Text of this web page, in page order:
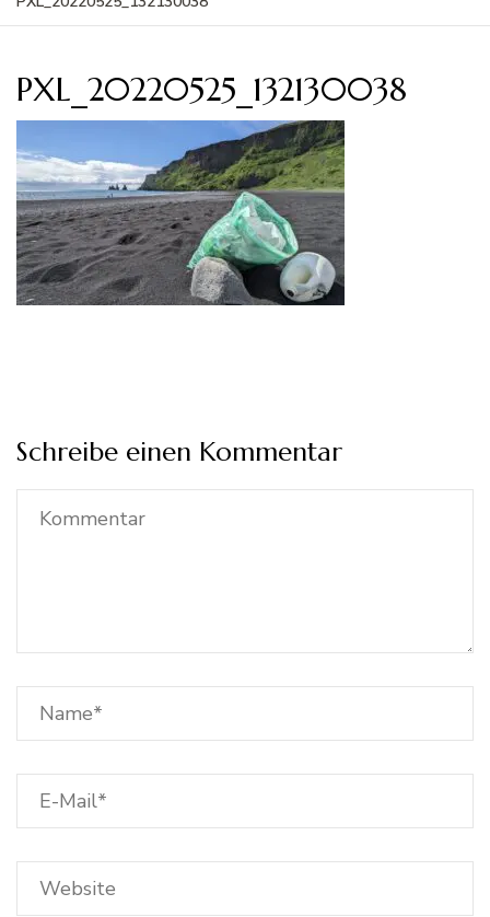
PXL_20220525_132130038
Schreibe einen Kommentar